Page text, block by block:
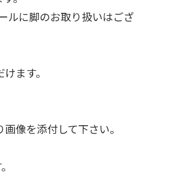
ルに脚のお取り扱いはござ
ます。
像を添付して下さい。